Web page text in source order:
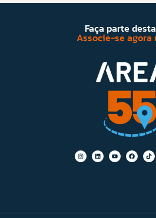
Faça parte
Associe-se agora